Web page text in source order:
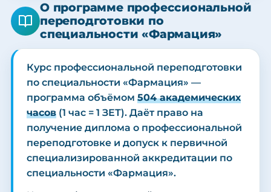
О программе профессиональной
переподготовки по
специальности «Фармация»
Курс профессиональной переподготовки
по специальности «Фармация» —
программа объёмом 504 академических
часов (1 час = 1 ЗЕТ). Даёт право на
получение диплома о профессиональной
переподготовке и допуск к первичной
специализированной аккредитации по
специальности «Фармация».